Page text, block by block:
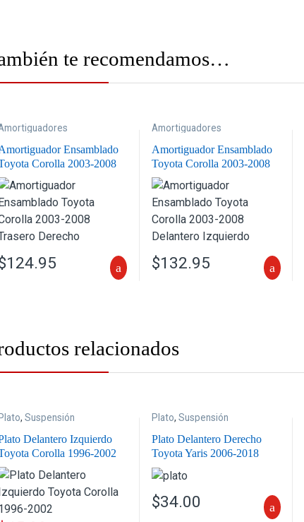
te recomendamos…
Ensamblado
Corolla 2003-2008
Derecho
124.95
Amortiguadores
Amortiguador Ensamblado
Toyota Corolla 2003-2008
Delantero Izquierdo
$132.95
relacionados
Plato,Suspensión
Delantero Izquierdo
Corolla 1996-2002
Plato, Suspensión
Plato Delantero Derecho
Toyota Yaris 2006-2018
$34.00